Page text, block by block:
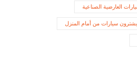
العارضية الصناعية
يشترون سيارات من أمام المنزل